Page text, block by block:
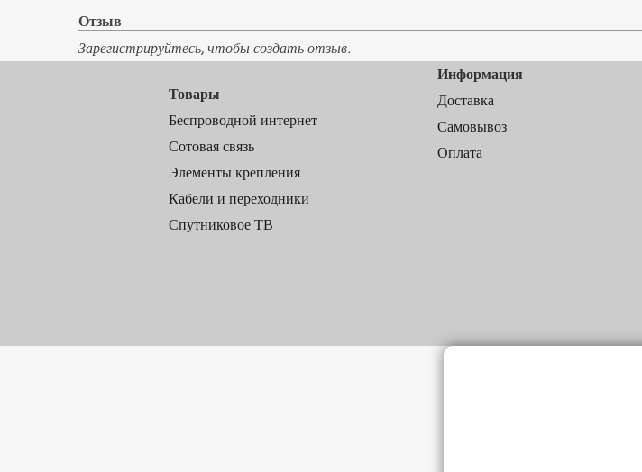
Отзыв
Зарегистрируйтесь, чтобы создать отзыв.
Товары
Беспроводной интернет
Сотовая связь
Элементы крепления
Кабели и переходники
Спутниковое ТВ
Информация
Доставка
Самовывоз
Оплата